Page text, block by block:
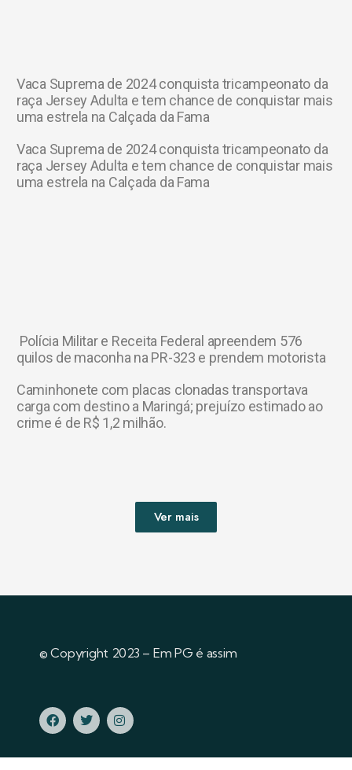
Vaca Suprema de 2024 conquista tricampeonato da
raça Jersey Adulta e tem chance de conquistar mais
uma estrela na Calçada da Fama
Vaca Suprema de 2024 conquista tricampeonato da
raça Jersey Adulta e tem chance de conquistar mais
uma estrela na Calçada da Fama
Polícia Militar e Receita Federal apreendem 576
quilos de maconha na PR-323 e prendem motorista
Caminhonete com placas clonadas transportava
carga com destino a Maringá; prejuízo estimado ao
crime é de R$ 1,2 milhão.
Ver mais
© Copyright 2023 – Em PG é assim